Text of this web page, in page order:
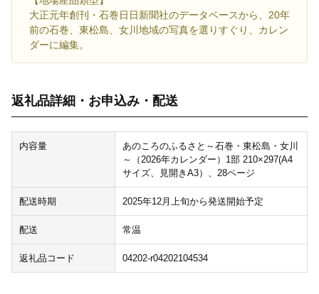
大正元年創刊・石巻日日新聞社のデータベースから、20年
前の石巻、東松島、女川地域の写真を選りすぐり、カレン
ダーに編集。
返礼品詳細・お申込み・配送
内容量
あのころのふるさと～石巻・東松島・女川
～（2026年カレンダー）1部 210×297(A4
サイズ、見開きA3）、28ページ
配送時期 2025年12月上旬から発送開始予定
配送 常温
返礼品コード 04202-r04202104534